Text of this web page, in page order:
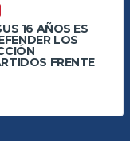
16 AÑOS ES
LOS
FRENTE